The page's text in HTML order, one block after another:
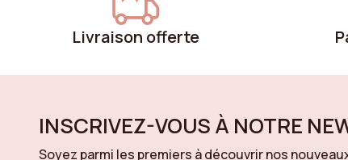
Livraison offerte
INSCRIVEZ-VOUS À NOTRE
Soyez parmi les premiers à découvrir nos